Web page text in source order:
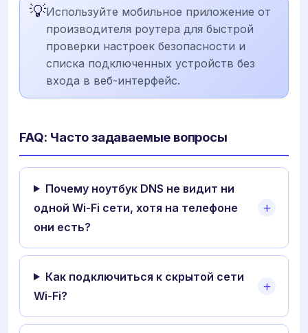
💡Используйте мобильное приложение от
производителя роутера для быстрой
проверки настроек безопасности и
списка подключенных устройств без
входа в веб-интерфейс.
FAQ: Часто задаваемые вопросы
Почему ноутбук DNS не видит ни
одной Wi-Fi сети, хотя на телефоне
они есть?
Как подключиться к скрытой сети
Wi-Fi?